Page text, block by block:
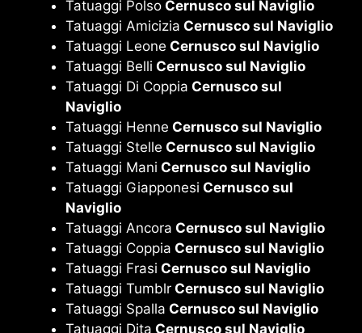
Tatuaggi Polso Cernusco sul Naviglio
Tatuaggi Amicizia Cernusco sul Naviglio
Tatuaggi Leone Cernusco sul Naviglio
Tatuaggi Belli Cernusco sul Naviglio
Tatuaggi Di Coppia Cernusco sul
Naviglio
Tatuaggi Henne Cernusco sul Naviglio
Tatuaggi Stelle Cernusco sul Naviglio
Tatuaggi Mani Cernusco sul Naviglio
Tatuaggi Giapponesi Cernusco sul
Naviglio
Tatuaggi Ancora Cernusco sul Naviglio
Tatuaggi Coppia Cernusco sul Naviglio
Tatuaggi Frasi Cernusco sul Naviglio
Tatuaggi Tumblr Cernusco sul Naviglio
Tatuaggi Spalla Cernusco sul Naviglio
Tatuaggi Dita Cernusco sul Naviglio